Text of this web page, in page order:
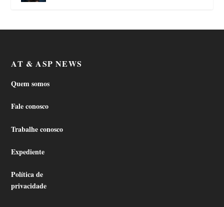
AT & ASP NEWS
Quem somos
Fale conosco
Trabalhe conosco
Expediente
Política de
privacidade